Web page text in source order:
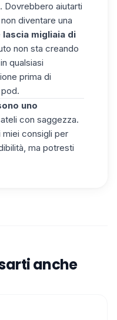
Dovrebbero aiutarti
diventare una
lascia migliaia di
non sta creando
in qualsiasi
prima di
uno
con saggezza.
miei consigli per
ma potresti
anche